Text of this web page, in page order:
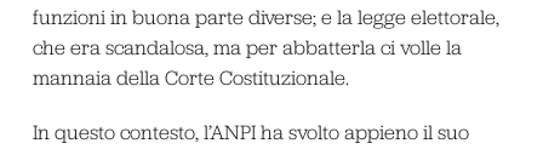
funzioni in buona parte diverse; e la legge elettorale,
che era scandalosa, ma per abbatterla ci volle la
mannaia della Corte Costituzionale.
In questo contesto, l’ANPI ha svolto appieno il suo